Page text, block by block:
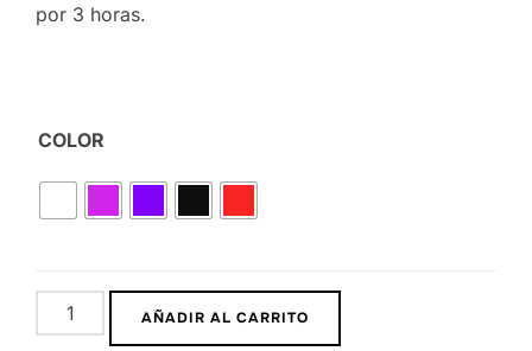
por 3 horas.
COLOR
AÑADIR AL CARRITO